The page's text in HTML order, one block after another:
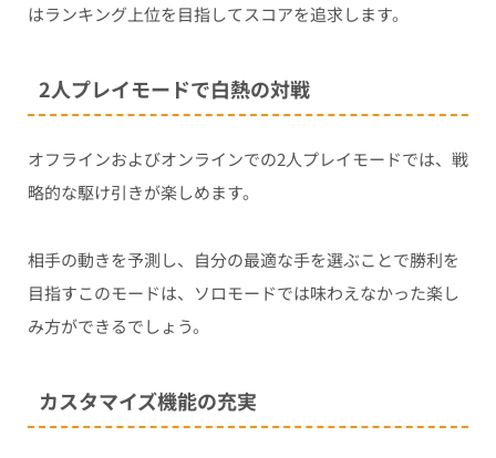
はランキング上位を目指してスコアを追求します。
2人プレイモードで白熱の対戦
オフラインおよびオンラインでの2人プレイモードでは、戦
略的な駆け引きが楽しめます。
相手の動きを予測し、自分の最適な手を選ぶことで勝利を
目指すこのモードは、ソロモードでは味わえなかった楽し
み方ができるでしょう。
カスタマイズ機能の充実